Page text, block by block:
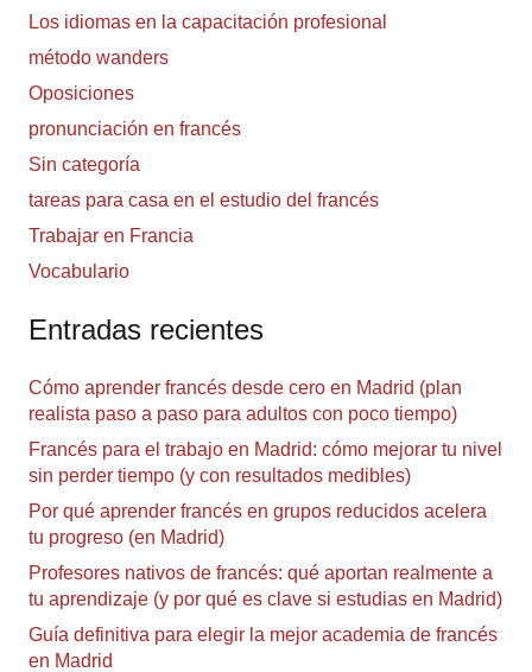
Los idiomas en la capacitación profesional
método wanders
Oposiciones
pronunciación en francés
Sin categoría
tareas para casa en el estudio del francés
Trabajar en Francia
Vocabulario
Entradas recientes
Cómo aprender francés desde cero en Madrid (plan
realista paso a paso para adultos con poco tiempo)
Francés para el trabajo en Madrid: cómo mejorar tu nivel
sin perder tiempo (y con resultados medibles)
Por qué aprender francés en grupos reducidos acelera
tu progreso (en Madrid)
Profesores nativos de francés: qué aportan realmente a
tu aprendizaje (y por qué es clave si estudias en Madrid)
Guía definitiva para elegir la mejor academia de francés
en Madrid